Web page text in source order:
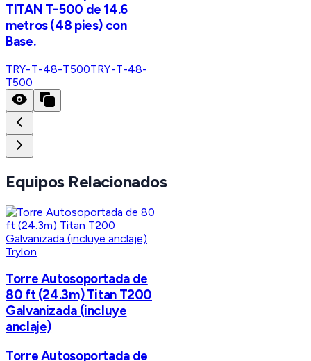
TITAN T-500 de 14.6
metros (48 pies) con
Base.
TRY-T-48-T500TRY-T-48-
T500
Equipos Relacionados
Trylon
Torre Autosoportada de
80 ft (24.3m) Titan T200
Galvanizada (incluye
anclaje)
Torre Autosoportada de